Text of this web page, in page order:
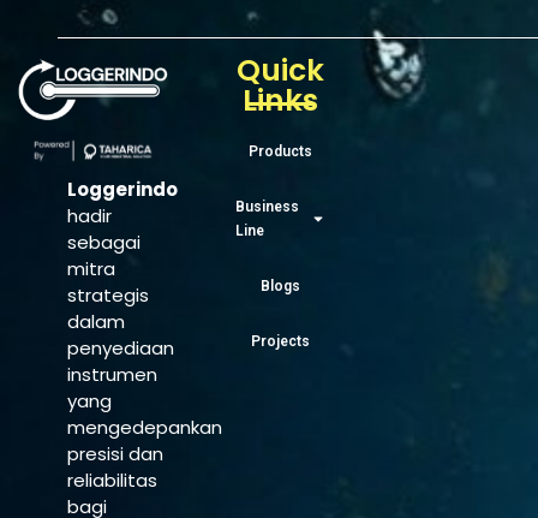
Loggerindo
hadir
sebagai
mitra
strategis
dalam
penyediaan
instrumen
yang
mengedepankan
presisi dan
reliabilitas
bagi
Quick
Links
Products
Business
Line
Blogs
Projects